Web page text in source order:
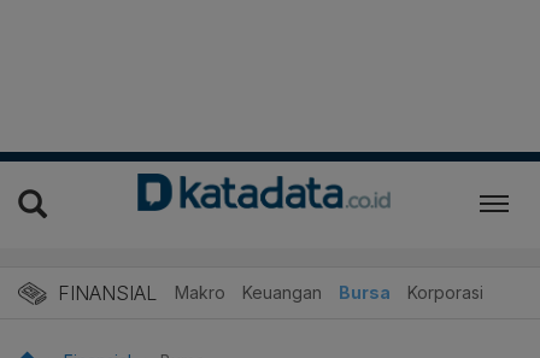
FINANSIAL Makro Keuangan Bursa Korporasi